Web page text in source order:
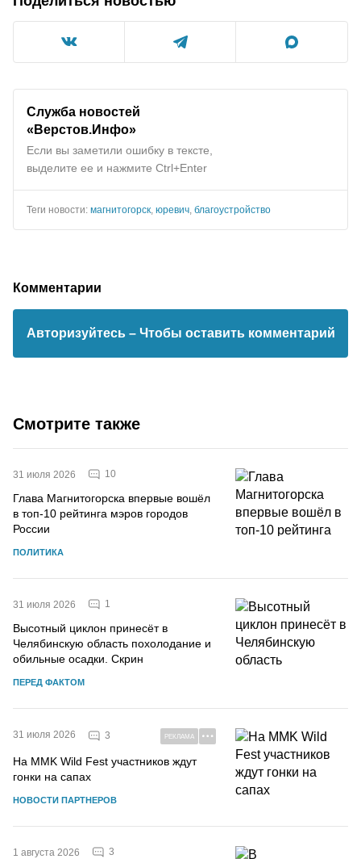
Служба новостей
«Верстов.Инфо»
Если вы заметили ошибку в тексте,
выделите ее и нажмите Ctrl+Enter
Теги новости: магнитогорск юревич благоустройство
Комментарии
Авторизуйтесь – Чтобы оставить комментарий
Смотрите также
31 июля 2026 10
Глава Магнитогорска впервые вошёл
в топ-10 рейтинга мэров городов
России
ПОЛИТИКА
31 июля 2026 1
Высотный циклон принесёт в
Челябинскую область похолодание и
обильные осадки. Скрин
ПЕРЕД ФАКТОМ
31 июля 2026 3 РЕКЛАМА
На MMK Wild Fest участников ждут
гонки на сапах
НОВОСТИ ПАРТНЕРОВ
1 августа 2026 3